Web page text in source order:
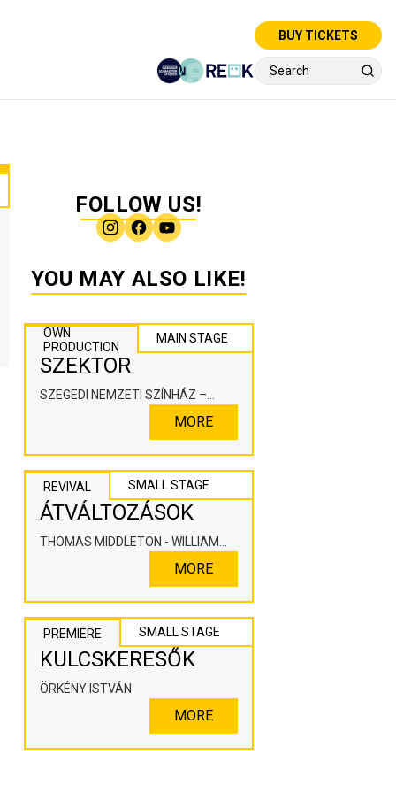
BUY TICKETS
FOLLOW US!
YOU MAY ALSO LIKE!
OWN
PRODUCTION
MAIN STAGE
SZEKTOR
SZEGEDI NEMZETI SZÍNHÁZ –
KOOPERÁLÓ SZÍNHÁZPEDAGÓGIAI
MORE
REVIVAL SMALL STAGE
ÁTVÁLTOZÁSOK
THOMAS MIDDLETON - WILLIAM
MORE
PREMIERE SMALL STAGE
KULCSKERESŐK
ÖRKÉNY ISTVÁN
MORE